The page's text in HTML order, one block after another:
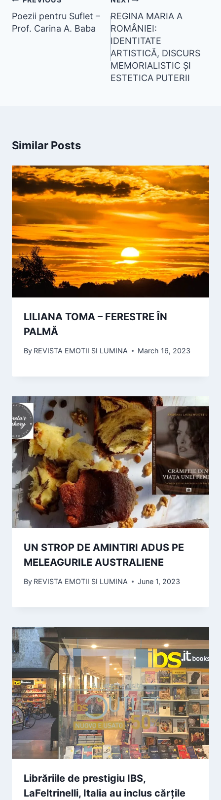
Poezii pentru Suflet –
Prof. Carina A. Baba
REGINA MARIA A
ROMÂNIEI:
IDENTITATE
ARTISTICĂ, DISCURS
MEMORIALISTIC ȘI
ESTETICA PUTERII
Similar Posts
LILIANA TOMA – FERESTRE ÎN
PALMĂ
By REVISTA EMOTII SI LUMINA March 16, 2023
UN STROP DE AMINTIRI ADUS PE
MELEAGURILE AUSTRALIENE
By REVISTA EMOTII SI LUMINA June 1, 2023
Librăriile de prestigiu IBS,
LaFeltrinelli, Italia au inclus cărțile